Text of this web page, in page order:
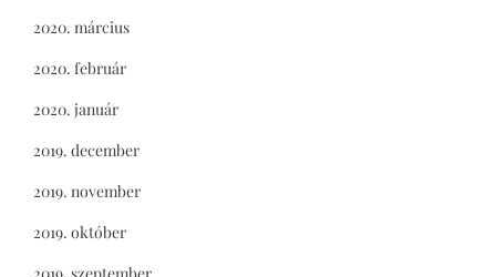
2020. március
2020. február
2020. január
2019. december
2019. november
2019. október
2019. szeptember